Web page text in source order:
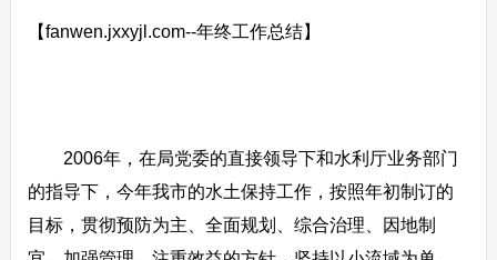
【fanwen.jxxyjl.com--年终工作总结】
2006年，在局党委的直接领导下和水利厅业务部门
的指导下，今年我市的水土保持工作，按照年初制订的
目标，贯彻预防为主、全面规划、综合治理、因地制